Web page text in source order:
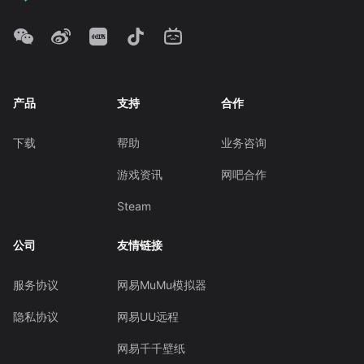
产品
下载
支持
帮助
游戏资讯
Steam
合作
业务咨询
网吧合作
公司
服务协议
隐私协议
友情链接
网易MuMu模拟器
网易UU远程
网易千千壁纸